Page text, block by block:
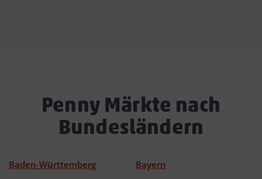
Penny Märkte nach
Bundesländern
Baden-Württemberg
Bayern